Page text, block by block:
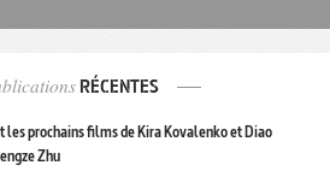
RÉCENTES
les prochains films de Kira Kovalenko et Diao
Zhu